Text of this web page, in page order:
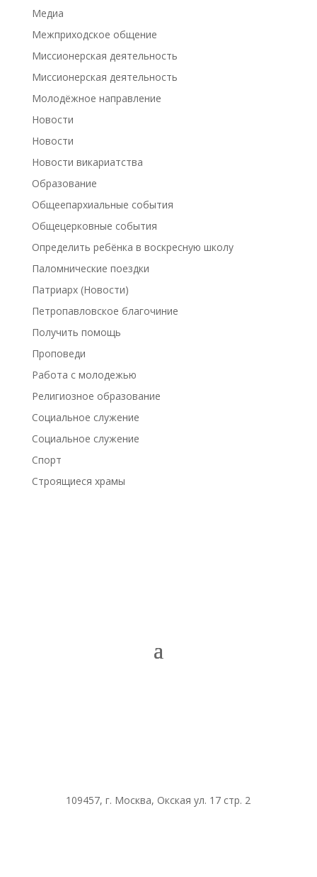
Медиа
Межприходское общение
Миссионерская деятельность
Миссионерская деятельность
Молодёжное направление
Новости
Новости
Новости викариатства
Образование
Общеепархиальные события
Общецерковные события
Определить ребёнка в воскресную школу
Паломнические поездки
Патриарх (Новости)
Петропавловское благочиние
Получить помощь
Проповеди
Работа с молодежью
Религиозное образование
Социальное служение
Социальное служение
Спорт
Строящиеся храмы
109457, г. Москва, Окская ул. 17 стр. 2